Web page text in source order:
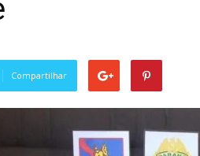
Compartilhar